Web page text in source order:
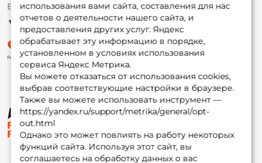
использования вами сайта, составления для нас
отчетов о деятельности нашего сайта, и
предоставления других услуг. Яндекс
обрабатывает эту информацию в порядке,
установленном в условиях использования
сервиса Яндекс Метрика.
Вы можете отказаться от использования cookies,
выбрав соответствующие настройки в браузере.
Также вы можете использовать инструмент —
https://yandex.ru/support/metrika/general/opt-
out.html
Однако это может повлиять на работу некоторых
функций сайта. Используя этот сайт, вы
соглашаетесь на обработку данных о вас
© ФоксФишинг, 2009-2026
Партнерская программа
Ежедневно 10:00 до 20:00